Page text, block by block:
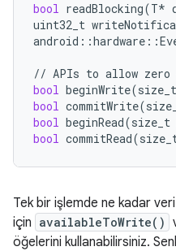
bool readBlocking(T*
uint32_t
android ::hardware ::
// APIs to allow zero
bool beginWrite(size_t
bool commitWrite(
bool beginRead(size_t
bool commitRead(
Tek bir işlemde ne kadar
için availableToWrite()
öğelerini kullanabilirsiniz.